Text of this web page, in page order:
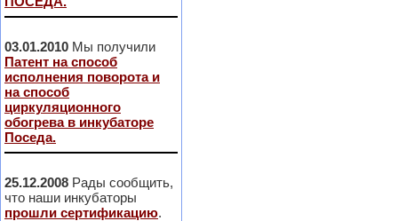
03.01.2010 Мы получили
Патент на способ
исполнения поворота и
на способ
циркуляционного
обогрева в инкубаторе
Поседа.
25.12.2008 Рады сообщить,
что наши инкубаторы
прошли сертификацию.